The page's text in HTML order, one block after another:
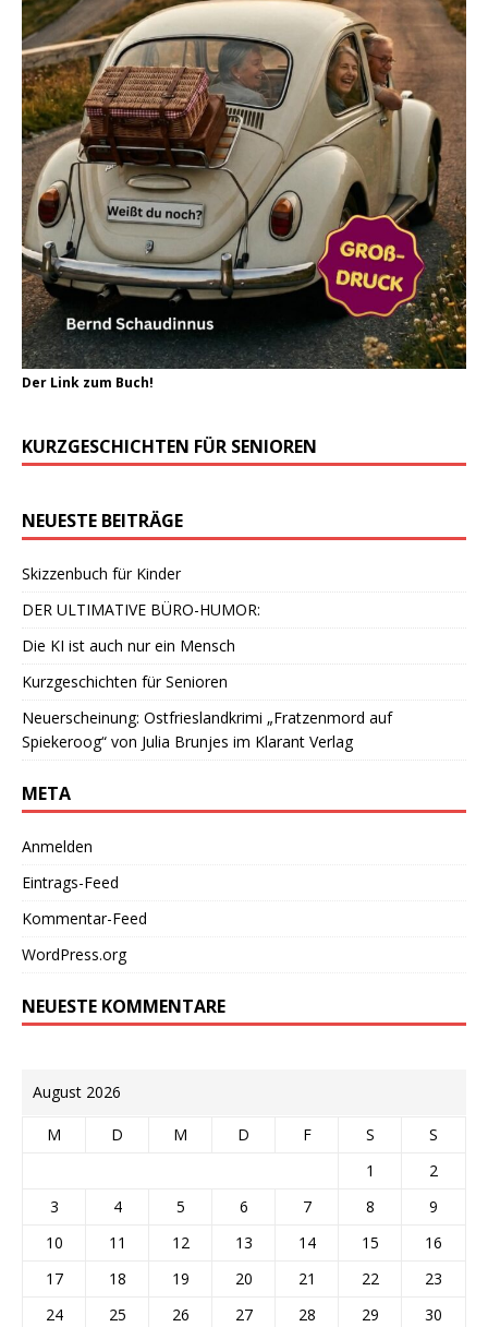
Der Link zum Buch!
KURZGESCHICHTEN FÜR SENIOREN
NEUESTE BEITRÄGE
Skizzenbuch für Kinder
DER ULTIMATIVE BÜRO-HUMOR:
Die KI ist auch nur ein Mensch
Kurzgeschichten für Senioren
Neuerscheinung: Ostfrieslandkrimi „Fratzenmord auf
Spiekeroog“ von Julia Brunjes im Klarant Verlag
META
Anmelden
Eintrags-Feed
Kommentar-Feed
WordPress.org
NEUESTE KOMMENTARE
August 2026
M D M D F S
S
1
2
3
4 5 6 7 8
9
10
11 12 13 14 15
16
17
18 19 20 21 22
23
24
25 26 27 28 29
30